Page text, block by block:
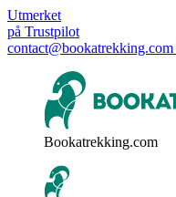
Utmerket
på Trustpilot
contact@bookatrekking.com
Bookatrekking.com